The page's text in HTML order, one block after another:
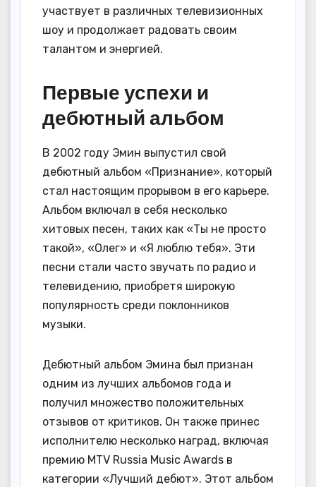
участвует в различных телевизионных
шоу и продолжает радовать своим
талантом и энергией.
Первые успехи и
дебютный альбом
В 2002 году Эмин выпустил свой
дебютный альбом «Признание», который
стал настоящим прорывом в его карьере.
Альбом включал в себя несколько
хитовых песен, таких как «Ты не просто
такой», «Олег» и «Я люблю тебя». Эти
песни стали часто звучать по радио и
телевидению, приобретя широкую
популярность среди поклонников
музыки.
Дебютный альбом Эмина был признан
одним из лучших альбомов года и
получил множество положительных
отзывов от критиков. Он также принес
исполнителю несколько наград, включая
премию MTV Russia Music Awards в
категории «Лучший дебют». Этот альбом